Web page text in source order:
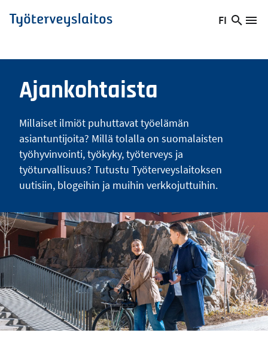
Hyppää
pääsisältöön
Työterveyslaitos
Vaihda
kieli:
FI
Hae
Ajankohtaista
Millaiset ilmiöt puhuttavat työelämän
asiantuntijoita? Millä tolalla on suomalaisten
työhyvinvointi, työkyky, työterveys ja
työturvallisuus? Tutustu Työterveyslaitoksen
uutisiin, blogeihin ja muihin verkkojuttuihin.